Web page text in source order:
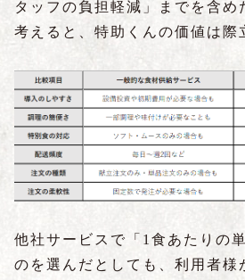
タッフの負担軽減」までを含め
考えると、特助くんの価値は際
他社サービスで「1食あたりの
のを選んだとしても、利用者様